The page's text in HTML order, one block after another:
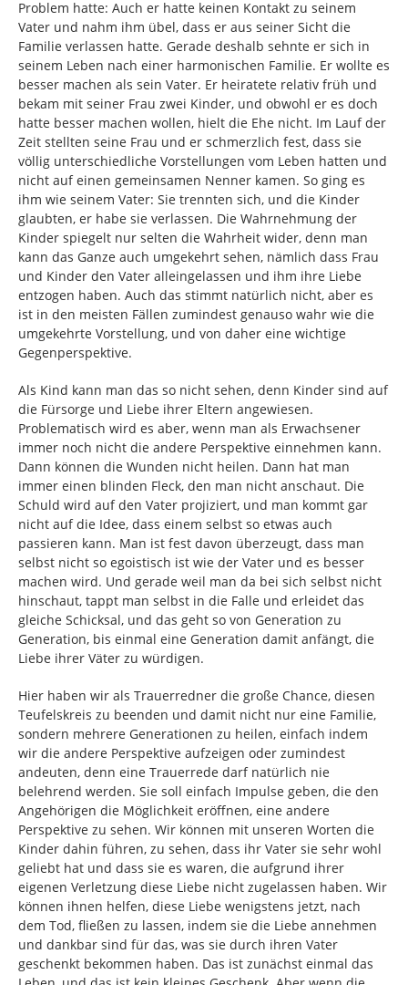
Problem hatte: Auch er hatte keinen Kontakt zu seinem
Vater und nahm ihm übel, dass er aus seiner Sicht die
Familie verlassen hatte. Gerade deshalb sehnte er sich in
seinem Leben nach einer harmonischen Familie. Er wollte es
besser machen als sein Vater. Er heiratete relativ früh und
bekam mit seiner Frau zwei Kinder, und obwohl er es doch
hatte besser machen wollen, hielt die Ehe nicht. Im Lauf der
Zeit stellten seine Frau und er schmerzlich fest, dass sie
völlig unterschiedliche Vorstellungen vom Leben hatten und
nicht auf einen gemeinsamen Nenner kamen. So ging es
ihm wie seinem Vater: Sie trennten sich, und die Kinder
glaubten, er habe sie verlassen. Die Wahrnehmung der
Kinder spiegelt nur selten die Wahrheit wider, denn man
kann das Ganze auch umgekehrt sehen, nämlich dass Frau
und Kinder den Vater alleingelassen und ihm ihre Liebe
entzogen haben. Auch das stimmt natürlich nicht, aber es
ist in den meisten Fällen zumindest genauso wahr wie die
umgekehrte Vorstellung, und von daher eine wichtige
Gegenperspektive.
Als Kind kann man das so nicht sehen, denn Kinder sind auf
die Fürsorge und Liebe ihrer Eltern angewiesen.
Problematisch wird es aber, wenn man als Erwachsener
immer noch nicht die andere Perspektive einnehmen kann.
Dann können die Wunden nicht heilen. Dann hat man
immer einen blinden Fleck, den man nicht anschaut. Die
Schuld wird auf den Vater projiziert, und man kommt gar
nicht auf die Idee, dass einem selbst so etwas auch
passieren kann. Man ist fest davon überzeugt, dass man
selbst nicht so egoistisch ist wie der Vater und es besser
machen wird. Und gerade weil man da bei sich selbst nicht
hinschaut, tappt man selbst in die Falle und erleidet das
gleiche Schicksal, und das geht so von Generation zu
Generation, bis einmal eine Generation damit anfängt, die
Liebe ihrer Väter zu würdigen.
Hier haben wir als Trauerredner die große Chance, diesen
Teufelskreis zu beenden und damit nicht nur eine Familie,
sondern mehrere Generationen zu heilen, einfach indem
wir die andere Perspektive aufzeigen oder zumindest
andeuten, denn eine Trauerrede darf natürlich nie
belehrend werden. Sie soll einfach Impulse geben, die den
Angehörigen die Möglichkeit eröffnen, eine andere
Perspektive zu sehen. Wir können mit unseren Worten die
Kinder dahin führen, zu sehen, dass ihr Vater sie sehr wohl
geliebt hat und dass sie es waren, die aufgrund ihrer
eigenen Verletzung diese Liebe nicht zugelassen haben. Wir
können ihnen helfen, diese Liebe wenigstens jetzt, nach
dem Tod, fließen zu lassen, indem sie die Liebe annehmen
und dankbar sind für das, was sie durch ihren Vater
geschenkt bekommen haben. Das ist zunächst einmal das